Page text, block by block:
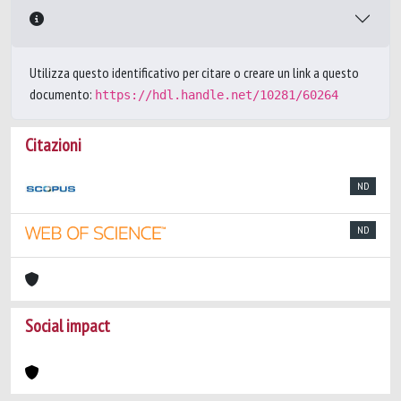
Utilizza questo identificativo per citare o creare un link a questo
documento: https://hdl.handle.net/10281/60264
Citazioni
ND
ND
Social impact